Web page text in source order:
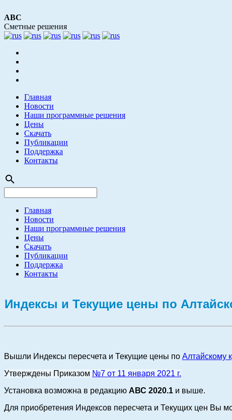
АВС
Сметные решения
Главная
Новости
Наши программные решения
Цены
Скачать
Публикации
Поддержка
Контакты
search
Главная
Новости
Наши программные решения
Цены
Скачать
Публикации
Поддержка
Контакты
Индексы и Текущие цены по
Вышли Индексы пересчета и Текущие цены по Алтайскому
Утверждены Приказом №7 от 11 января 2021 г.
Установка возможна в редакцию АВС 2020.1 и выше.
Для приобретения Индексов пересчета и Текущих цен Вы